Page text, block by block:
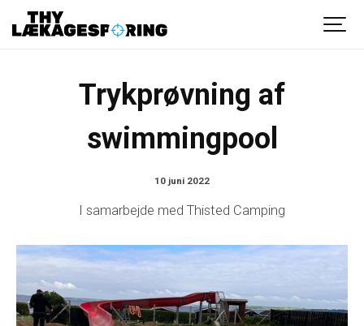
Trykprøvning af
swimmingpool
10 juni 2022
I samarbejde med Thisted Camping